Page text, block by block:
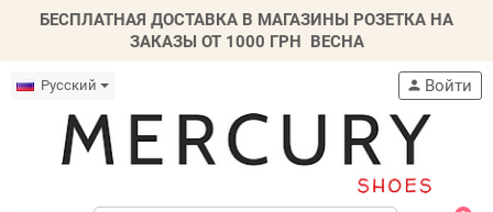
БЕСПЛАТНАЯ ДОСТАВКА В МАГАЗИНЫ РОЗЕТКА НА
ЗАКАЗЫ ОТ 1000 ГРН ВЕСНА
Русский person Войти